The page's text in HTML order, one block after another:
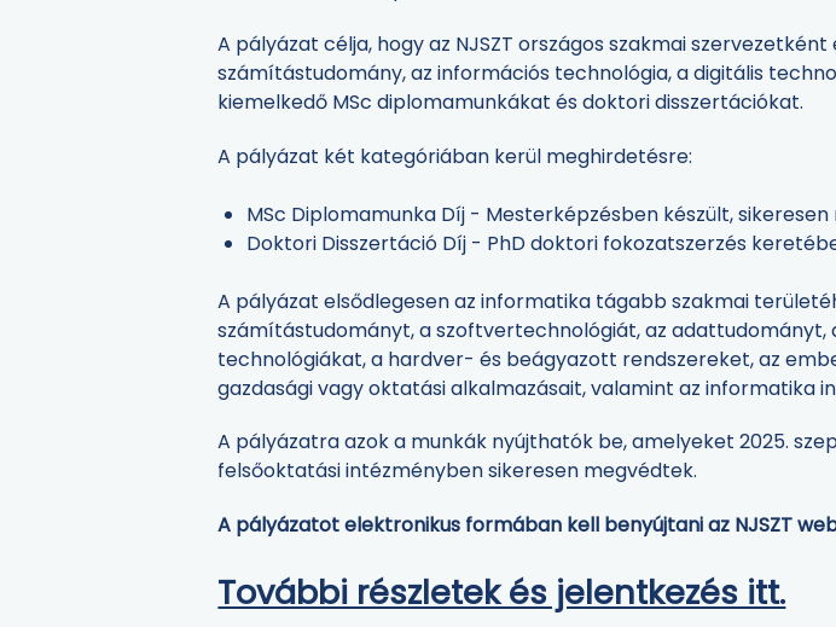
A pályázat célja, hogy az NJSZT országos szakmai
számítástudomány, az információs technológia, a digitális
kiemelkedő MSc diplomamunkákat és doktori disszertációkat.
A pályázat két kategóriában kerül meghirdetésre:
MSc Diplomamunka Díj - Mesterképzésben készült,
Doktori Disszertáció Díj - PhD doktori fokozatszerzés
A pályázat elsődlegesen az informatika tágabb szakmai
számítástudományt, a szoftvertechnológiát, az
technológiákat, a hardver- és beágyazott rendszereket, az
gazdasági vagy oktatási alkalmazásait, valamint az informatika
A pályázatra azok a munkák nyújthatók be, amelyeket 2025.
felsőoktatási intézményben sikeresen megvédtek.
A pályázatot elektronikus formában kell benyújtani az NJSZT
További részletek és jelentkezés itt.